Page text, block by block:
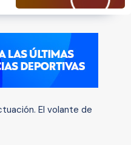
El volante de